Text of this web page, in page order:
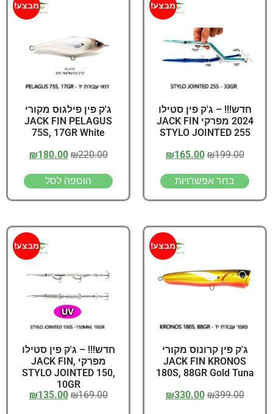
מבצע!
חדש!!! – ג'ק פין סטילו
2024 מפרקי JACK FIN
STYLO JOINTED 255
₪199.00
₪165.00
בחר אפשרויות
מבצע!
ג'ק פין פילגוס מקורי
JACK FIN PELAGUS
75S, 17GR White
₪220.00
₪180.00
הוספה לסל
מבצע!
ג'ק פין קרונוס מקורי
JACK FIN KRONOS
180S, 88GR Gold Tuna
₪399.00
₪330.00
מבצע!
חדש!!! – ג'ק פין סטילו
מפרקי ,JACK FIN
STYLO JOINTED 150,
10GR
₪169.00
₪135.00